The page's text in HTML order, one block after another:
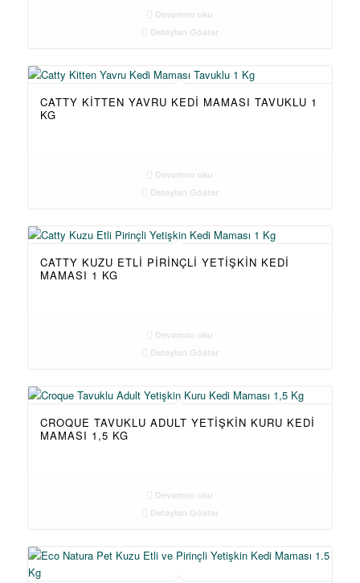
Devamını oku
Detayları Göster
CATTY KITTEN YAVRU KEDI MAMASI TAVUKLU 1
KG
Devamını oku
Detayları Göster
CATTY KUZU ETLI PIRINÇLI YETIŞKIN KEDI
MAMASI 1 KG
Devamını oku
Detayları Göster
CROQUE TAVUKLU ADULT YETIŞKIN KURU KEDI
MAMASI 1,5 KG
Devamını oku
Detayları Göster